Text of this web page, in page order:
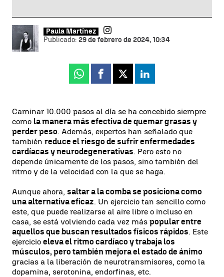
Paula Martínez
Publicado: 29 de febrero de 2024, 10:34
Whatsapp
Facebook
X Linkedin
Caminar 10.000 pasos al día se ha concebido siempre
como la manera más efectiva de quemar grasas y
perder peso. Además, expertos han señalado que
también reduce el riesgo de sufrir enfermedades
cardíacas y neurodegenerativas. Pero esto no
depende únicamente de los pasos, sino también del
ritmo y de la velocidad con la que se haga.
Aunque ahora, saltar a la comba se posiciona como
una alternativa eficaz. Un ejercicio tan sencillo como
este, que puede realizarse al aire libre o incluso en
casa, se está volviendo cada vez más popular entre
aquellos que buscan resultados físicos rápidos. Este
ejercicio eleva el ritmo cardíaco y trabaja los
músculos, pero también mejora el estado de ánimo
gracias a la liberación de neurotransmisores, como la
dopamina, serotonina, endorfinas, etc.